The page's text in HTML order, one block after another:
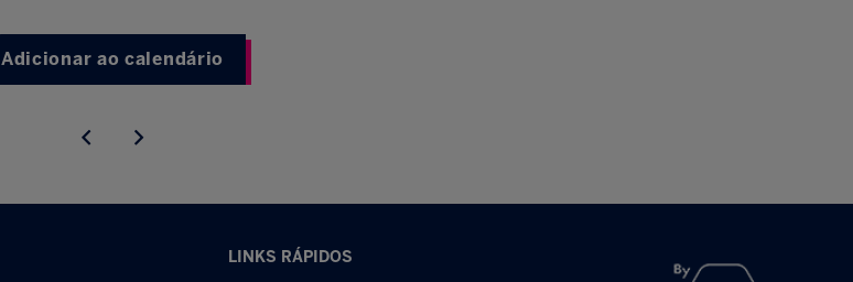
Adicionar ao calendário
LINKS RÁPIDOS